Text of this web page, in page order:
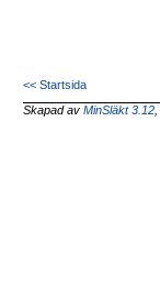
<< Startsida
Skapad avMinSläkt 3.12